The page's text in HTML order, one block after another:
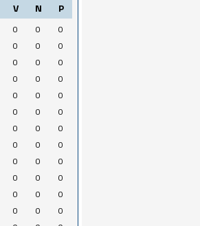
V N P
0 0
0
0 0
0
0 0
0
0 0
0
0 0
0
0 0
0
0 0
0
0 0
0
0 0
0
0 0
0
0 0
0
0 0
0